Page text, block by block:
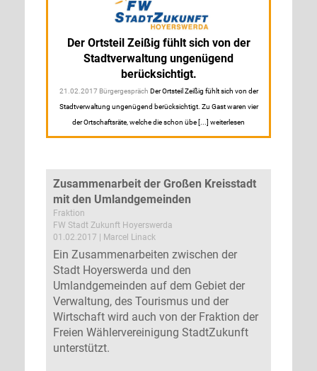
Der Ortsteil Zeißig fühlt sich von der
Stadtverwaltung ungenügend
berücksichtigt.
21.02.2017 Bürgergespräch Der Ortsteil Zeißig fühlt sich von der
Stadtverwaltung ungenügend berücksichtigt. Zu Gast waren vier
der Ortschaftsräte, welche die schon übe [...] weiterlesen
Zusammenarbeit der Großen Kreisstadt
mit den Umlandgemeinden
Fraktion
FW Stadt Zukunft Hoyerswerda
01.02.2017 | Marcel Linack
Ein Zusammenarbeiten zwischen der
Stadt Hoyerswerda und den
Umlandgemeinden auf dem Gebiet der
Verwaltung, des Tourismus und der
Wirtschaft wird auch von der Fraktion der
Freien Wählervereinigung StadtZukunft
unterstützt.